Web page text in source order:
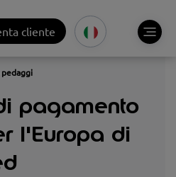
cliente
pagamento
l'Europa di